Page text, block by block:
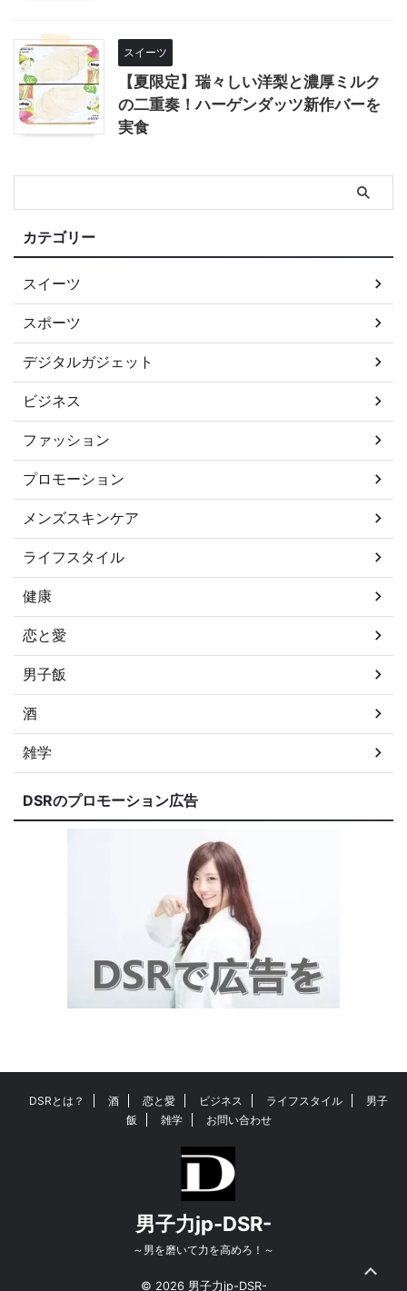
スイーツ
【夏限定】瑞々しい洋梨と濃厚ミルク
の二重奏！ハーゲンダッツ新作バーを
実食
カテゴリー
スイーツ
スポーツ
デジタルガジェット
ビジネス
ファッション
プロモーション
メンズスキンケア
ライフスタイル
健康
恋と愛
男子飯
酒
雑学
DSRのプロモーション広告
DSRとは？ 酒 恋と愛 ビジネス ライフスタイル
男子
飯
雑学 お問い合わせ
男子力jp-DSR-
～男を磨いて力を高めろ！～
© 2026 男子力jp-DSR-